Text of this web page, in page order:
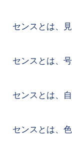
センスとは、
センスとは、
センスとは、
センスとは、